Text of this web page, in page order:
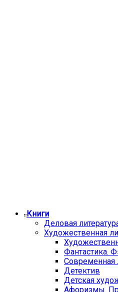
Книги
Деловая
Художественная
Фантастика.
Современная
Детектив
Детская
Афоризмы.